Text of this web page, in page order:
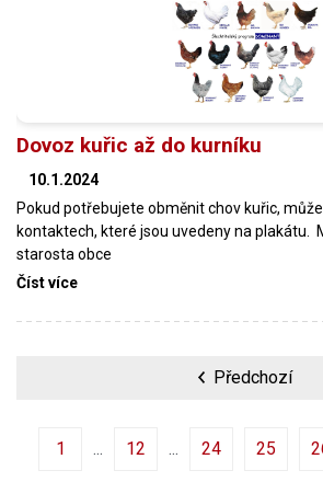
Dovoz kuřic až do kurníku
10.1.2024
Pokud potřebujete obměnit chov kuřic,
kontaktech, které jsou uvedeny na plakátu.
starosta obce
Číst více
Předchozí
1 12 24 25